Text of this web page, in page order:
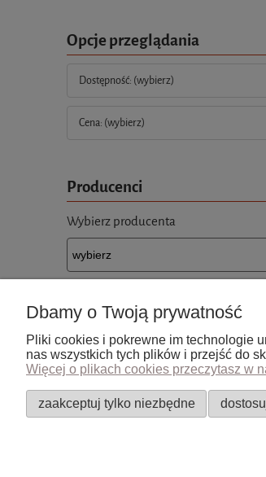
Opcje przeglądania
Dostępność: (wybierz)
Cena: (wybierz)
Producenci
Wybierz producenta
Pomoc
Zwroty i reklamacje
Regulamin
Dbamy o Twoją prywatność
Pliki cookies i pokrewne im technologie
nas wszystkich tych plików i przejść do
Więcej o plikach cookies przeczytasz w
zaakceptuj tylko niezbędne